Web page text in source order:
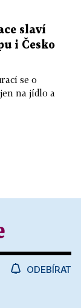
slaví
i Česko
se o
na jídlo a
ODEBÍRAT